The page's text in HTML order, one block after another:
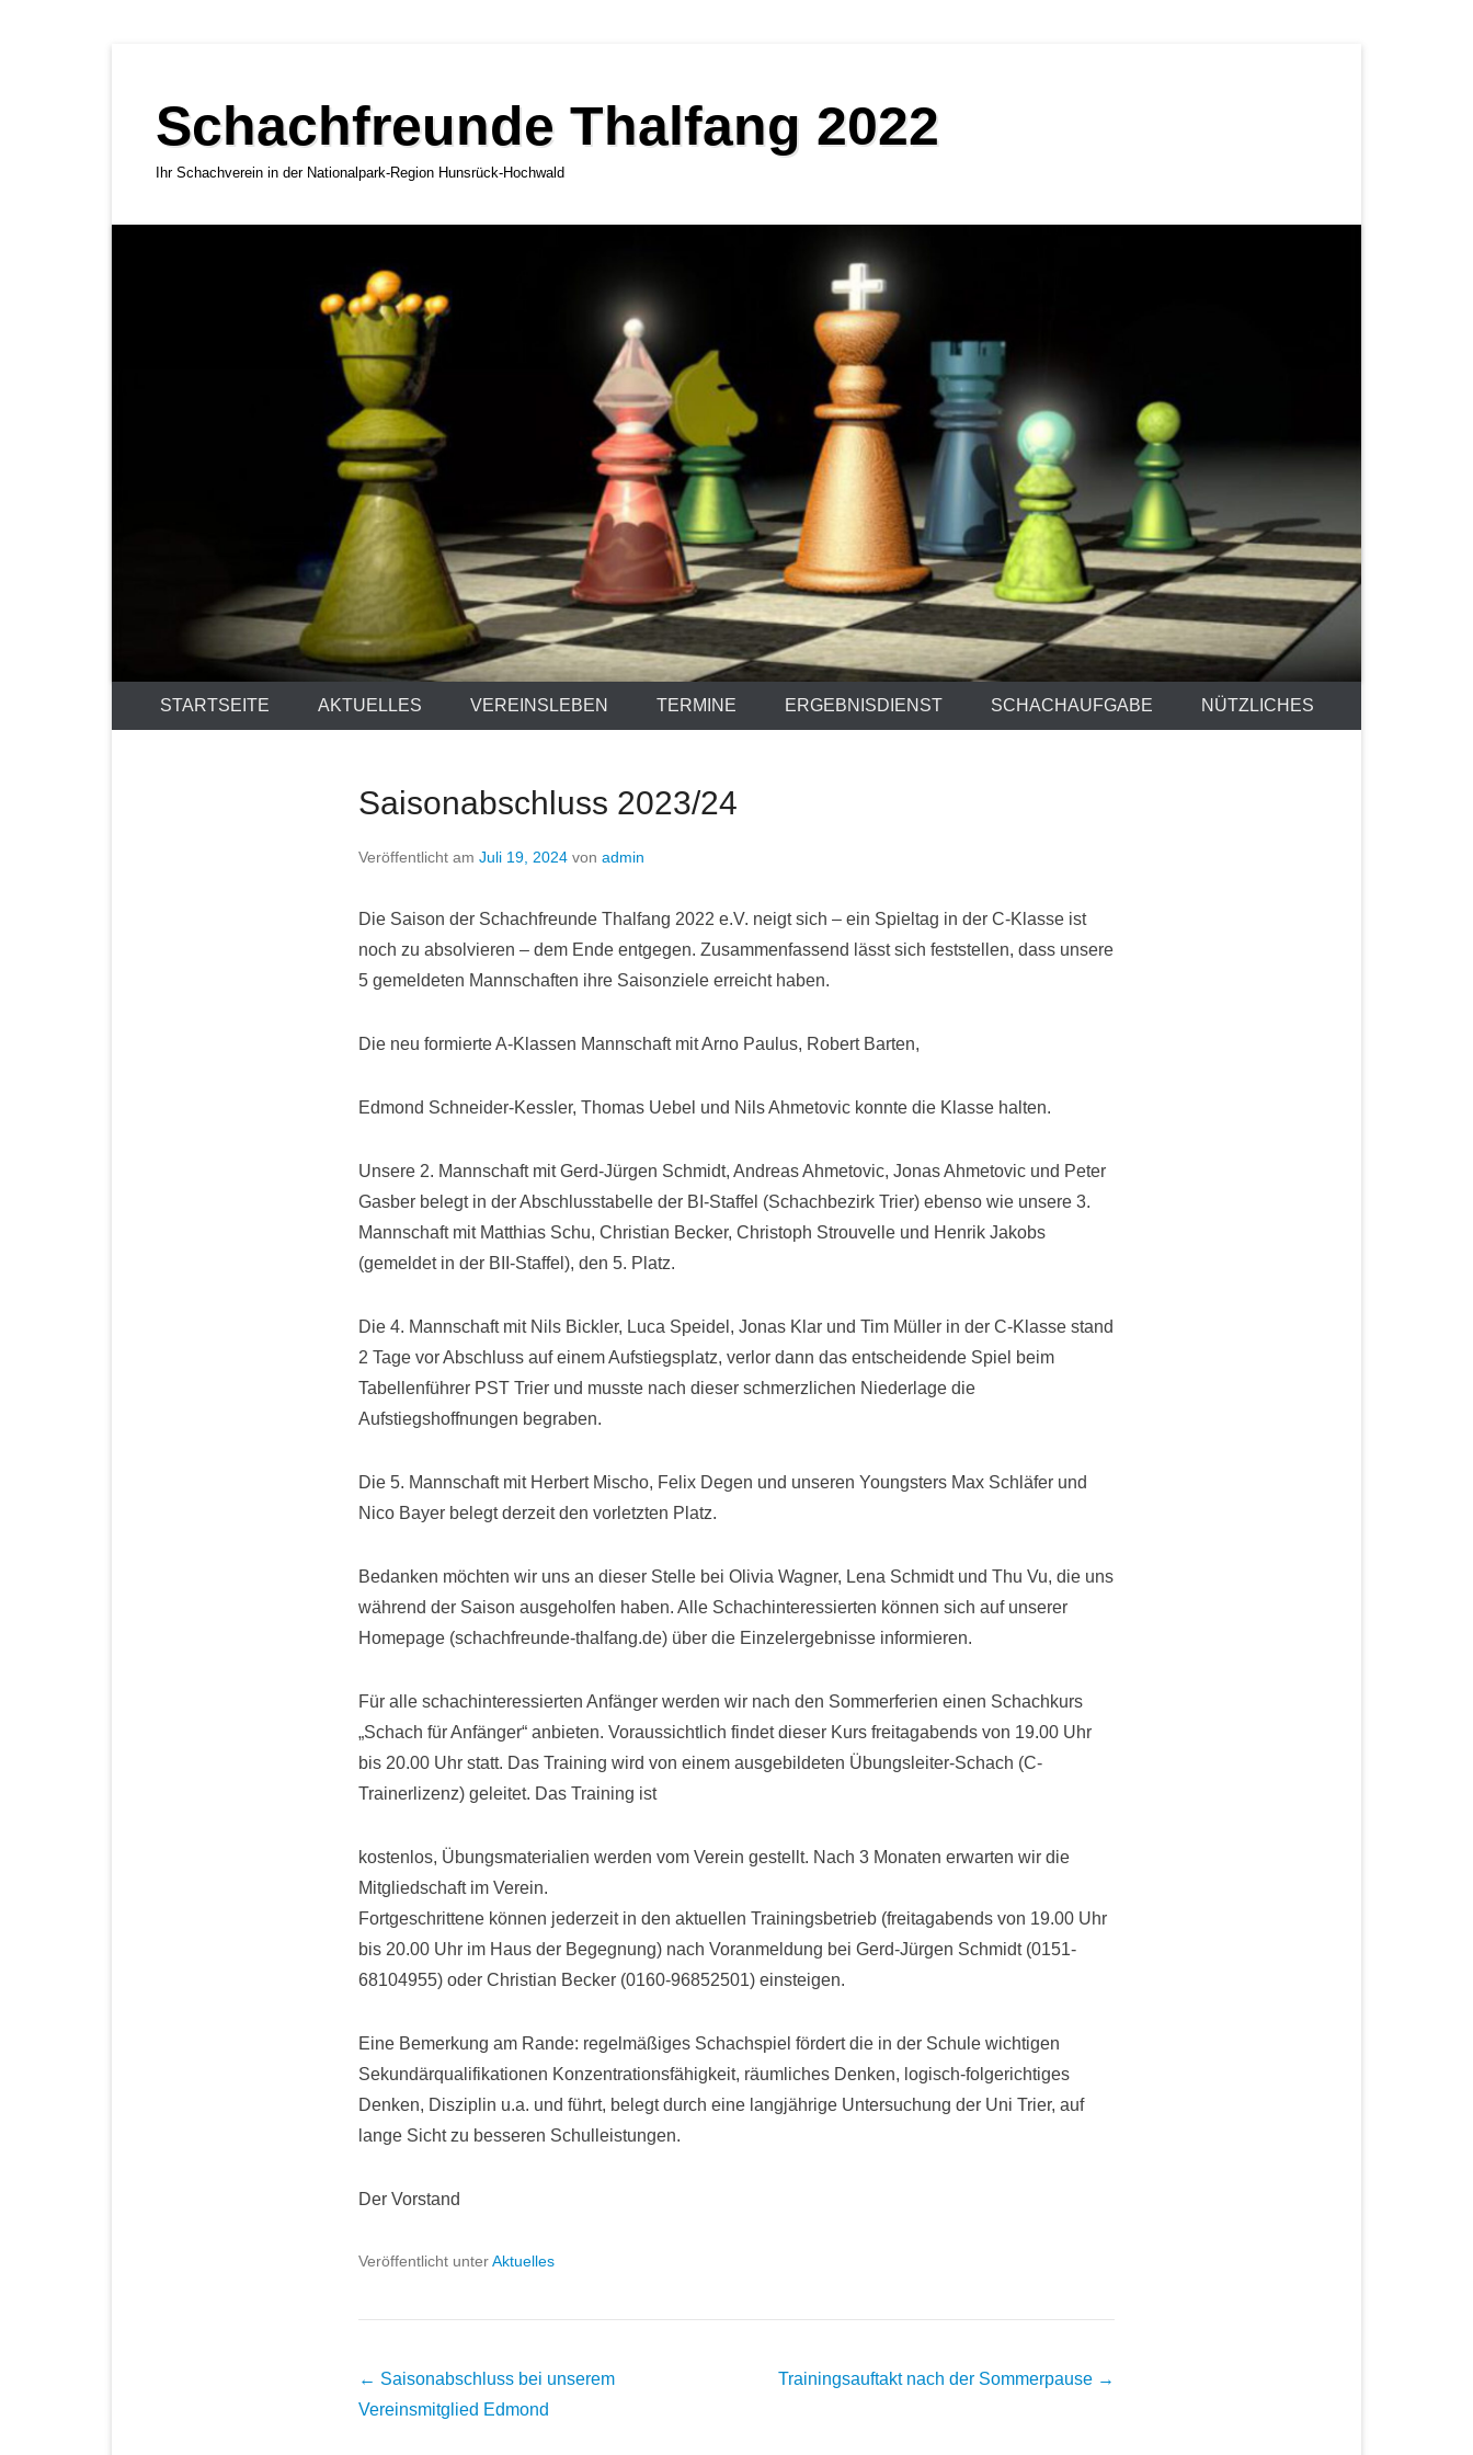
springenSchachfreunde Thalfang 2022
Ihr Schachverein in der Nationalpark-Region Hunsrück-Hochwald
STARTSEITE AKTUELLES VEREINSLEBEN TERMINE ERGEBNISDIENST SCHACHAUFGABE NÜTZLICHES
Saisonabschluss 2023/24
Veröffentlicht am Juli 19, 2024 von admin
Die Saison der Schachfreunde Thalfang 2022 e.V. neigt sich – ein Spieltag in der C-Klasse ist
noch zu absolvieren – dem Ende entgegen. Zusammenfassend lässt sich feststellen, dass unsere
5 gemeldeten Mannschaften ihre Saisonziele erreicht haben.
Die neu formierte A-Klassen Mannschaft mit Arno Paulus, Robert Barten,
Edmond Schneider-Kessler, Thomas Uebel und Nils Ahmetovic konnte die Klasse halten.
Unsere 2. Mannschaft mit Gerd-Jürgen Schmidt, Andreas Ahmetovic, Jonas Ahmetovic und Peter
Gasber belegt in der Abschlusstabelle der BI-Staffel (Schachbezirk Trier) ebenso wie unsere 3.
Mannschaft mit Matthias Schu, Christian Becker, Christoph Strouvelle und Henrik Jakobs
(gemeldet in der BII-Staffel), den 5. Platz.
Die 4. Mannschaft mit Nils Bickler, Luca Speidel, Jonas Klar und Tim Müller in der C-Klasse stand
2 Tage vor Abschluss auf einem Aufstiegsplatz, verlor dann das entscheidende Spiel beim
Tabellenführer PST Trier und musste nach dieser schmerzlichen Niederlage die
Aufstiegshoffnungen begraben.
Die 5. Mannschaft mit Herbert Mischo, Felix Degen und unseren Youngsters Max Schläfer und
Nico Bayer belegt derzeit den vorletzten Platz.
Bedanken möchten wir uns an dieser Stelle bei Olivia Wagner, Lena Schmidt und Thu Vu, die uns
während der Saison ausgeholfen haben. Alle Schachinteressierten können sich auf unserer
Homepage (schachfreunde-thalfang.de) über die Einzelergebnisse informieren.
Für alle schachinteressierten Anfänger werden wir nach den Sommerferien einen Schachkurs
„Schach für Anfänger“ anbieten. Voraussichtlich findet dieser Kurs freitagabends von 19.00 Uhr
bis 20.00 Uhr statt. Das Training wird von einem ausgebildeten Übungsleiter-Schach (C-
Trainerlizenz) geleitet. Das Training ist
kostenlos, Übungsmaterialien werden vom Verein gestellt. Nach 3 Monaten erwarten wir die
Mitgliedschaft im Verein.
Fortgeschrittene können jederzeit in den aktuellen Trainingsbetrieb (freitagabends von 19.00 Uhr
bis 20.00 Uhr im Haus der Begegnung) nach Voranmeldung bei Gerd-Jürgen Schmidt (0151-
68104955) oder Christian Becker (0160-96852501) einsteigen.
Eine Bemerkung am Rande: regelmäßiges Schachspiel fördert die in der Schule wichtigen
Sekundärqualifikationen Konzentrationsfähigkeit, räumliches Denken, logisch-folgerichtiges
Denken, Disziplin u.a. und führt, belegt durch eine langjährige Untersuchung der Uni Trier, auf
lange Sicht zu besseren Schulleistungen.
Der Vorstand
Veröffentlicht unterAktuelles
Beitragsnavigation
← Saisonabschluss bei unserem
Vereinsmitglied Edmond
Trainingsauftakt nach der Sommerpause →